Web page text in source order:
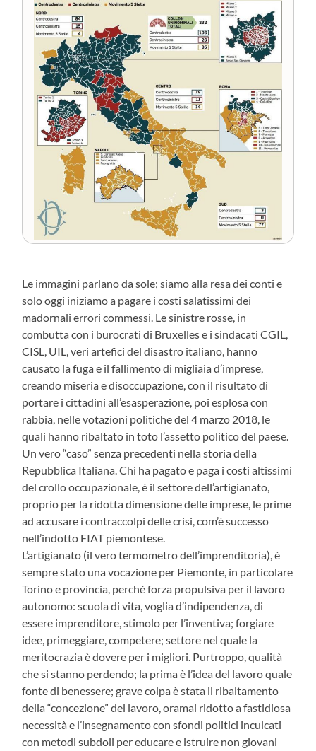
Le immagini parlano da sole; siamo alla resa dei conti e
solo oggi iniziamo a pagare i costi salatissimi dei
madornali errori commessi. Le sinistre rosse, in
combutta con i burocrati di Bruxelles e i sindacati CGIL,
CISL, UIL, veri artefici del disastro italiano, hanno
causato la fuga e il fallimento di migliaia d’imprese,
creando miseria e disoccupazione, con il risultato di
portare i cittadini all’esasperazione, poi esplosa con
rabbia, nelle votazioni politiche del 4 marzo 2018, le
quali hanno ribaltato in toto l’assetto politico del paese.
Un vero “caso” senza precedenti nella storia della
Repubblica Italiana. Chi ha pagato e paga i costi altissimi
del crollo occupazionale, è il settore dell’artigianato,
proprio per la ridotta dimensione delle imprese, le prime
ad accusare i contraccolpi delle crisi, com’è successo
nell’indotto FIAT piemontese.
L’artigianato (il vero termometro dell’imprenditoria), è
sempre stato una vocazione per Piemonte, in particolare
Torino e provincia, perché forza propulsiva per il lavoro
autonomo: scuola di vita, voglia d’indipendenza, di
essere imprenditore, stimolo per l’inventiva; forgiare
idee, primeggiare, competere; settore nel quale la
meritocrazia è dovere per i migliori. Purtroppo, qualità
che si stanno perdendo; la prima è l’idea del lavoro quale
fonte di benessere; grave colpa è stata il ribaltamento
della “concezione” del lavoro, oramai ridotto a fastidiosa
necessità e l’insegnamento con sfondi politici inculcati
con metodi subdoli per educare e istruire non giovani